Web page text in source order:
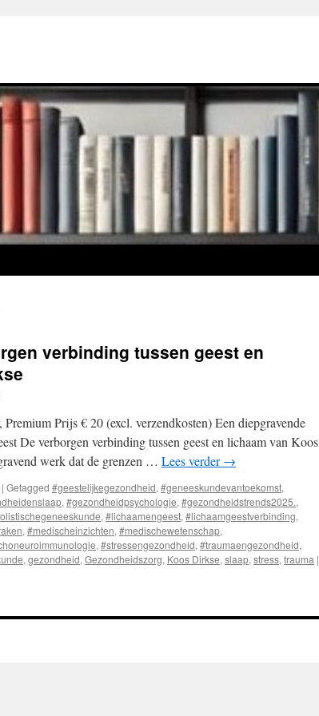
verbinding tussen geest en
Prijs € 20 (excl. verzendkosten) Een diepgravende
De verborgen verbinding tussen geest en lichaam van Koos
werk dat de grenzen … Lees verder→
| Getagged #geestelijkegezondheid, #geneeskundevantoekomst,
, #gezondheidpsychologie, #gezondheidstrends2025.,
, #lichaamengeest, #lichaamgeestverbinding,
, #medischeinzichten, #medischewetenschap,
, #stressengezondheid, #traumaengezondheid,
, gezondheid, Gezondheidszorg, Koos Dirkse, slaap, stress, trauma |